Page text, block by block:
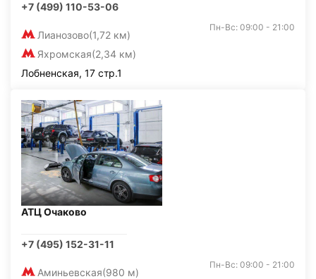
+7 (499) 110-53-06
Лианозово(1,72 км)
Яхромская(2,34 км)
Пн-Вс: 09:00 - 21:00
Лобненская, 17 стр.1
АТЦ Очаково
+7 (495) 152-31-11
Аминьевская(980 м)
Пн-Вс: 09:00 - 21:00